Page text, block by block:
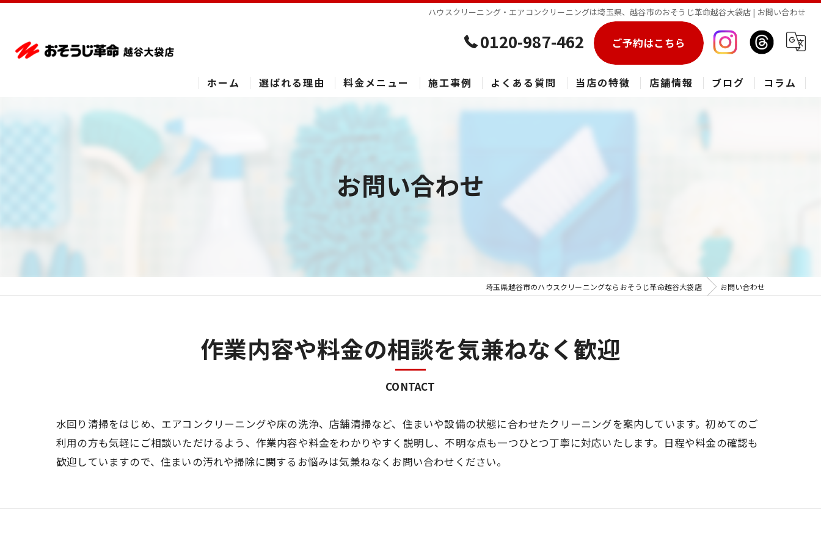
ハウスクリーニング・エアコンクリーニングは埼玉県、越谷市のおそうじ革命越谷大袋店 | お問い合わせ
0120-987-462 ご予約はこちら
ホーム 選ばれる理由 料金メニュー 施工事例 よくある質問 当店の特徴
エアコン
草加市のハウスクリーニング
店舗情報 ブログ コラム
お問い合わせ
埼玉県越谷市のハウスクリーニングならおそうじ革命越谷大袋店 お問い合わせ
作業内容や料金の相談を気兼ねなく歓迎
CONTACT
水回り清掃をはじめ、エアコンクリーニングや床の洗浄、店舗清掃など、住まいや設備の状態に合わせたクリーニングを案内しています。初めてのご
利用の方も気軽にご相談いただけるよう、作業内容や料金をわかりやすく説明し、不明な点も一つひとつ丁寧に対応いたします。日程や料金の確認も
歓迎していますので、住まいの汚れや掃除に関するお悩みは気兼ねなくお問い合わせください。